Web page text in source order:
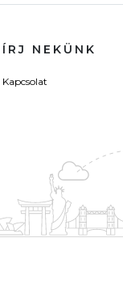
ÍRJ NEKÜNK
Kapcsolat